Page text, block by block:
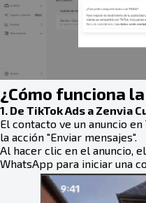
¿Cómo funciona
1. De TikTok Ads a Zenvia
El contacto ve un anuncio
la acción "Enviar mensajes".
Al hacer clic en el anuncio,
WhatsApp para iniciar una